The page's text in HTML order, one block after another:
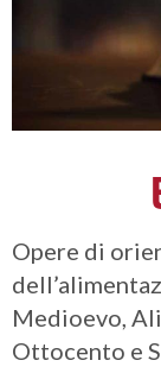
Opere di
Medioevo,
Ottocento e